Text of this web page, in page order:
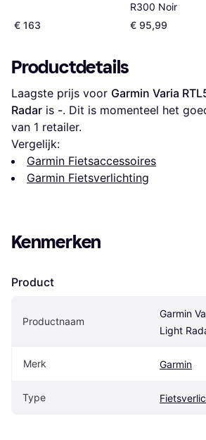
€ 163
R300 Noir
€ 95,99
Productdetails
Laagste prijs voor Garmin Varia
Radar is -. Dit is momenteel het
van 1 retailer.
Vergelijk:
Garmin Fietsaccessoires
Garmin Fietsverlichting
Kenmerken
Product
Productnaam
Garmin
Light
Merk Garmin
Type